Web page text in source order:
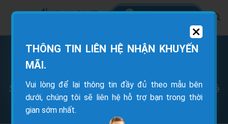
TRANG CHỦ
Sau 1 năm đã điều trị cổ ổn định, chị Huệ
quay lại để khám tiếp lưng
THÔNG TIN LIÊN HỆ NHẬN KHUYẾN
MÃI.
Vui lòng để lại thông tin đầy đủ theo mẫu bên
dưới, chúng tôi sẽ liên hệ hỗ trợ bạn trong thời
gian sớm nhất.